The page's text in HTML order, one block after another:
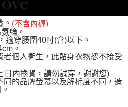
。 (不含內褲)
綸。
適穿腰圍40吋(含)以下。
。
個人衛生，此貼身衣物恕不接受
日內換貨，請勿試穿，謝謝您)
的品牌螢幕以及解析度不同，造